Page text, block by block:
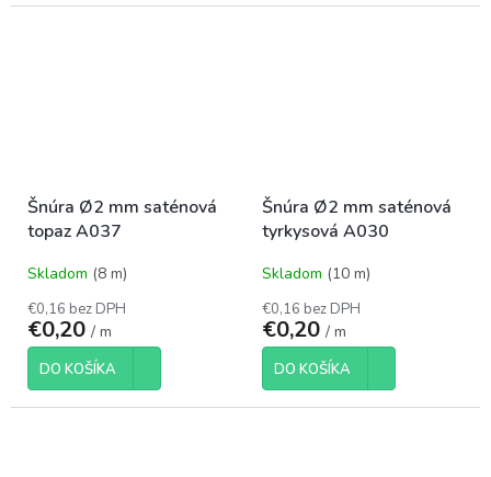
Šnúra Ø2 mm saténová
topaz A037
Skladom (8 m)
€0,16 bez DPH
€0,20 / m
DO KOŠÍKA
Šnúra Ø2 mm saténová
tyrkysová A030
Skladom (10 m)
€0,16 bez DPH
€0,20 / m
DO KOŠÍKA